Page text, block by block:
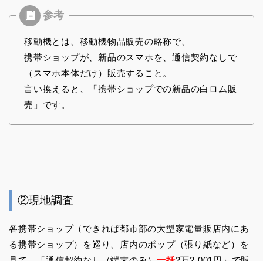
移動機とは、移動機物品販売の略称で、
携帯ショップが、新品のスマホを、通信契約なしで
（スマホ本体だけ）販売すること。
言い換えると、「携帯ショップでの新品の白ロム販
売」です。
②現地調査
各携帯ショップ（できれば都市部の大型家電量販店内にあ
る携帯ショップ）を巡り、店内のポップ（張り紙など）を